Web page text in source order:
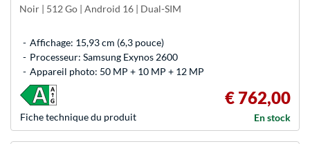
Noir | 512 Go | Android 16 | Dual-SIM
Affichage: 15,93 cm (6,3 pouce)
Processeur: Samsung Exynos 2600
Appareil photo: 50 MP + 10 MP + 12 MP
Fiche technique du produit
€ 762,00
En stock